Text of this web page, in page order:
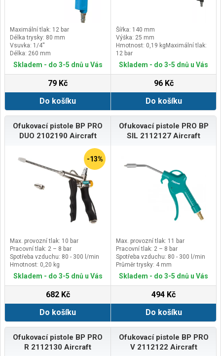
Maximální tlak: 12 bar
Délka trysky: 80 mm
Vsuvka: 1/4''
Délka: 260 mm
Skladem - do 3-5 dnů u Vás
79 Kč
Do košíku
Šířka: 140 mm
Výška: 25 mm
Hmotnost: 0,19 kgMaximální tlak:
12 bar
Délka trysky: 280 mm
Skladem - do 3-5 dnů u Vás
96 Kč
Do košíku
Ofukovací pistole BP PRO
DUO 2102190 Aircraft
-13%
Max. provozní tlak: 10 bar
Pracovní tlak: 2 – 8 bar
Spotřeba vzduchu: 80 - 300 l/min
Hmotnost: 0,20 kg
Skladem - do 3-5 dnů u Vás
682 Kč
Do košíku
Ofukovací pistole PRO BP
SIL 2112127 Aircraft
Max. provozní tlak: 11 bar
Pracovní tlak: 2 – 8 bar
Spotřeba vzduchu: 80 - 300 l/min
Průměr trysky: 4 mm
Skladem - do 3-5 dnů u Vás
494 Kč
Do košíku
Ofukovací pistole BP PRO
R 2112130 Aircraft
Ofukovací pistole BP PRO
V 2112122 Aircraft